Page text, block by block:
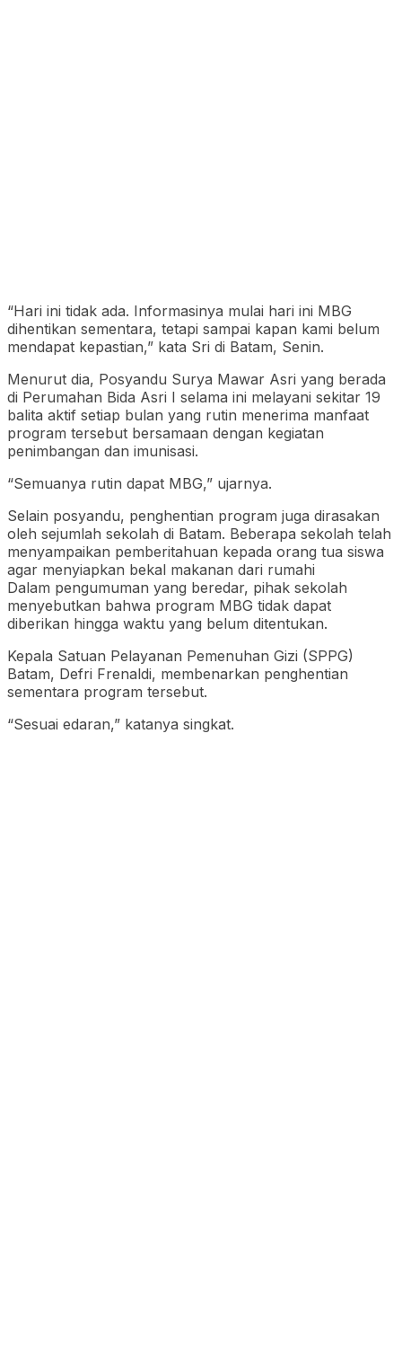
“Hari ini tidak ada. Informasinya mulai hari ini MBG
dihentikan sementara, tetapi sampai kapan kami belum
mendapat kepastian,” kata Sri di Batam, Senin.
Menurut dia, Posyandu Surya Mawar Asri yang berada
di Perumahan Bida Asri I selama ini melayani sekitar 19
balita aktif setiap bulan yang rutin menerima manfaat
program tersebut bersamaan dengan kegiatan
penimbangan dan imunisasi.
“Semuanya rutin dapat MBG,” ujarnya.
Selain posyandu, penghentian program juga dirasakan
oleh sejumlah sekolah di Batam. Beberapa sekolah telah
menyampaikan pemberitahuan kepada orang tua siswa
agar menyiapkan bekal makanan dari rumahi
Dalam pengumuman yang beredar, pihak sekolah
menyebutkan bahwa program MBG tidak dapat
diberikan hingga waktu yang belum ditentukan.
Kepala Satuan Pelayanan Pemenuhan Gizi (SPPG)
Batam, Defri Frenaldi, membenarkan penghentian
sementara program tersebut.
“Sesuai edaran,” katanya singkat.